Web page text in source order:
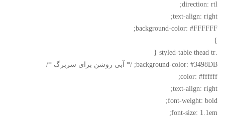
direction: rtl;
text-align: right;
background-color: #FFFFFF;
}
.styled-table thead tr {
background-color: #3498DB; /* آبی روشن برای سربرگ */
color: #ffffff;
text-align: right;
font-weight: bold;
font-size: 1.1em;